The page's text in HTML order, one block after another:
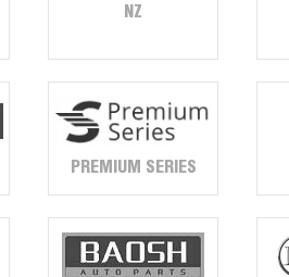
NZ
PREMIUM SERIES